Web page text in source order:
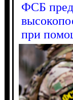
ФСБ
при